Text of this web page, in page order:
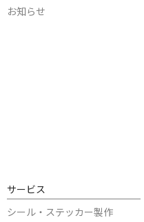
お知らせ
サービス
シール・ステッカー製作